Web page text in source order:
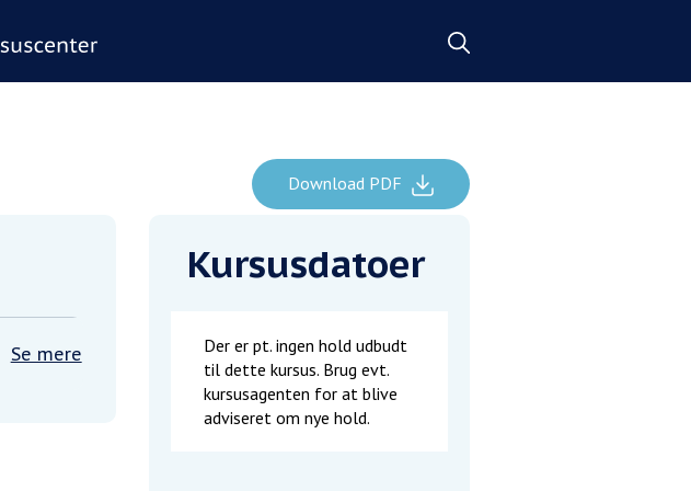
Download PDF
Se mere
Kursusdatoer
Der er pt. ingen hold udbudt
til dette kursus. Brug evt.
kursusagenten for at blive
adviseret om nye hold.